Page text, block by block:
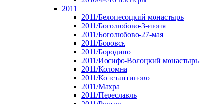
2011
2011/Белопесоцкий монастырь
2011/Боголюбово-3-июня
2011/Боголюбово-27-мая
2011/Боровск
2011/Бородино
2011/Иосифо-Волоцкий монастырь
2011/Коломна
2011/Константиново
2011/Махра
2011/Переславль